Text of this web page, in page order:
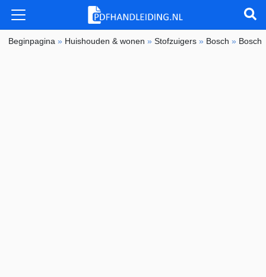
Beginpagina » Huishouden & wonen »Stofzuigers » Bosch » Bosch